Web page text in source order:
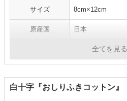
サイズ 8cm×12cm
原産国 日本
全てを見る
白十字『おしりふきコットン』